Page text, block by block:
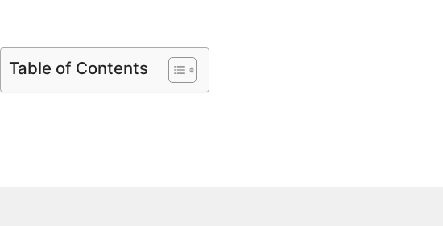
Table of Contents